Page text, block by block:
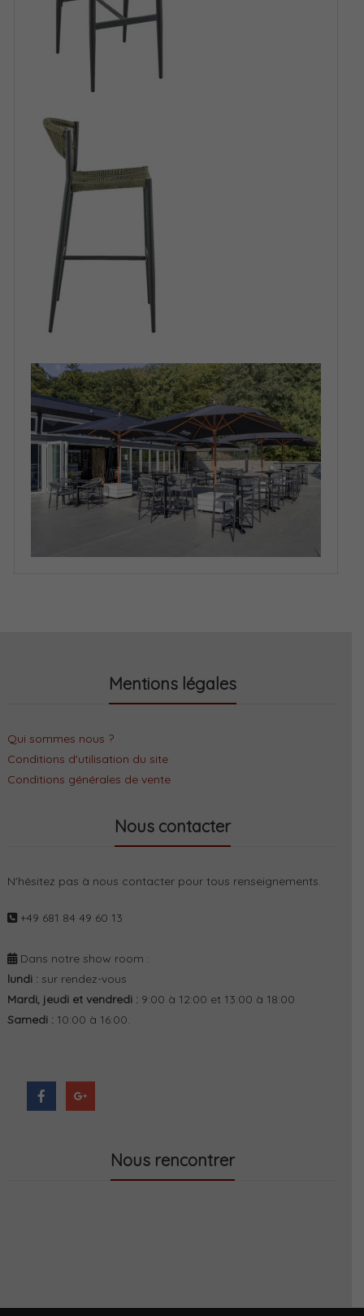
Mentions légales
Qui sommes nous ?
Conditions d'utilisation du site
Conditions générales de vente
Nous contacter
N'hésitez pas à nous contacter pour tous renseignements.
+49 681 84 49 60 13
Dans notre show room :
lundi : sur rendez-vous
Mardi, jeudi et vendredi : 9:00 à 12:00 et 13:00 à 18:00
Samedi : 10:00 à 16:00.
Nous rencontrer